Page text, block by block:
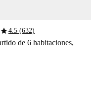
star4.5 (632)
de 6 habitaciones,